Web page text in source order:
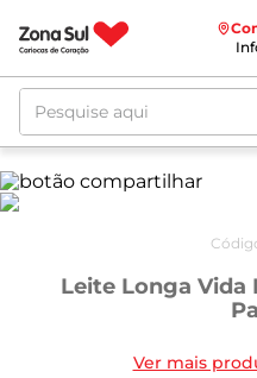
Pesquise aqui
Leite Longa Vida
Ver mais